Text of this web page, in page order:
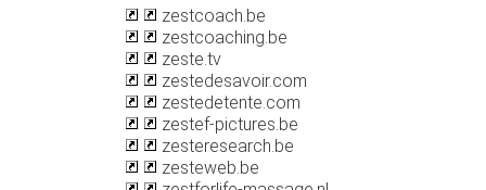
zestcoach.be
zestcoaching.be
zeste.tv
zestedesavoir.com
zestedetente.com
zestef-pictures.be
zesteresearch.be
zesteweb.be